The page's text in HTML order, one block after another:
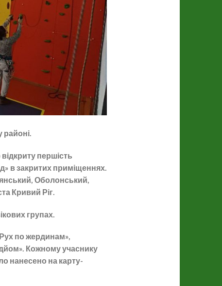
районі.
першість
в закритих приміщеннях.
Оболонський,
Кривий Ріг.
групах.
по жердинам»,
Кожному учаснику
нанесено на карту-